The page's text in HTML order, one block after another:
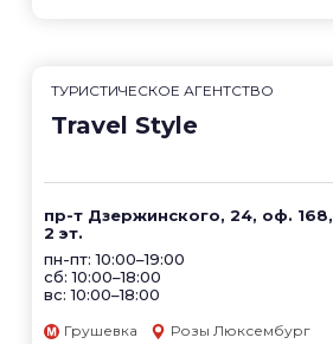
ТУРИСТИЧЕСКОЕ АГЕНТСТВО
Travel Style
пр-т Дзержинского, 24, оф. 168,
2 эт.
пн-пт: 10:00–19:00
сб: 10:00–18:00
вс: 10:00–18:00
Грушевка Розы Люксембург